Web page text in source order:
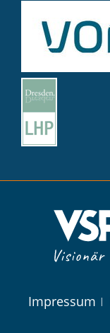
überspringen
Impressum